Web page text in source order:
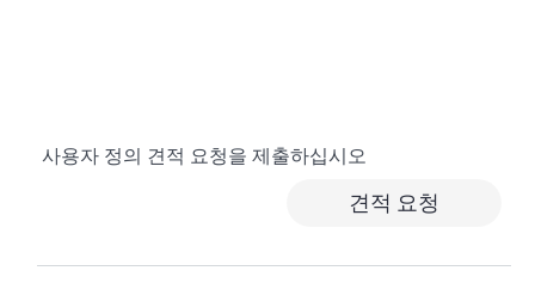
사용자 정의 견적 요청을 제출하십시오
견적 요청